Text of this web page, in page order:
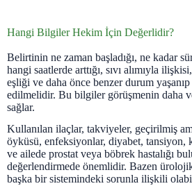
Hangi Bilgiler Hekim İçin Değerlidir?
Belirtinin ne zaman başladığı, ne kadar
hangi saatlerde arttığı, sıvı alımıyla
eşliği ve daha önce benzer durum yaşanıp
edilmelidir. Bu bilgiler görüşmenin daha
sağlar.
Kullanılan ilaçlar, takviyeler, geçirilmiş
öyküsü, enfeksiyonlar, diyabet, tansiyon,
ve ailede prostat veya böbrek hastalığı
değerlendirmede önemlidir. Bazen
başka bir sistemindeki sorunla ilişkili